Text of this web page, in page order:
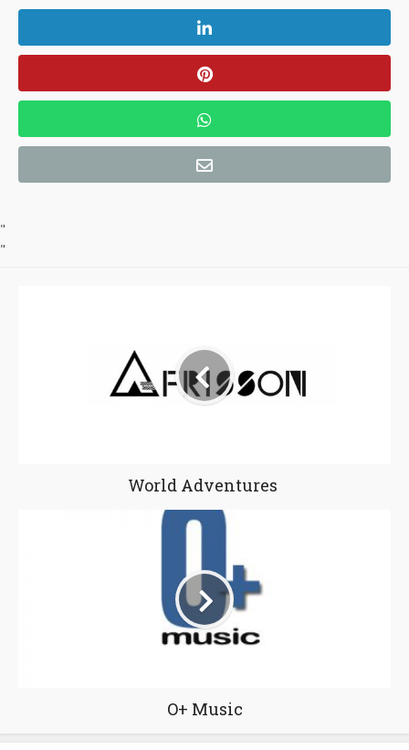
"
"
World Adventures ‎
O+ Music